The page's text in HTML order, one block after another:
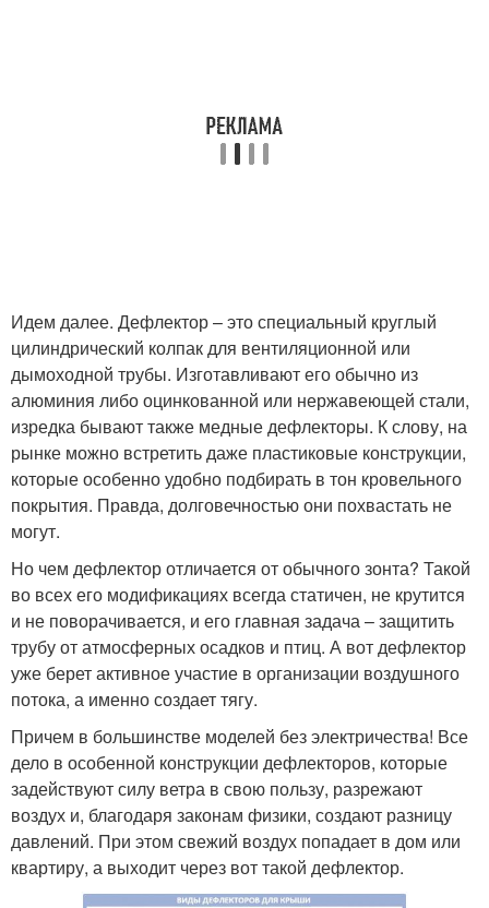
Идем далее. Дефлектор – это специальный круглый
цилиндрический колпак для вентиляционной или
дымоходной трубы. Изготавливают его обычно из
алюминия либо оцинкованной или нержавеющей стали,
изредка бывают также медные дефлекторы. К слову, на
рынке можно встретить даже пластиковые конструкции,
которые особенно удобно подбирать в тон кровельного
покрытия. Правда, долговечностью они похвастать не
могут.
Но чем дефлектор отличается от обычного зонта? Такой
во всех его модификациях всегда статичен, не крутится
и не поворачивается, и его главная задача – защитить
трубу от атмосферных осадков и птиц. А вот дефлектор
уже берет активное участие в организации воздушного
потока, а именно создает тягу.
Причем в большинстве моделей без электричества! Все
дело в особенной конструкции дефлекторов, которые
задействуют силу ветра в свою пользу, разрежают
воздух и, благодаря законам физики, создают разницу
давлений. При этом свежий воздух попадает в дом или
квартиру, а выходит через вот такой дефлектор.